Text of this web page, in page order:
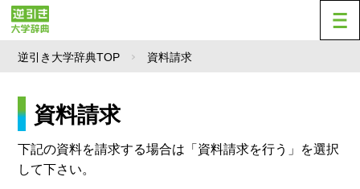
逆引き大学辞典TOP 資料請求
資料請求
下記の資料を請求する場合は「資料請求を行う」を選択
して下さい。